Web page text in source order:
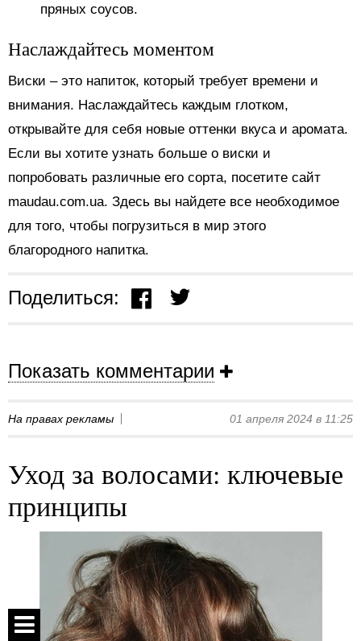
пряных соусов.
Наслаждайтесь моментом
Виски – это напиток, который требует времени и
внимания. Наслаждайтесь каждым глотком,
открывайте для себя новые оттенки вкуса и аромата.
Если вы хотите узнать больше о виски и
попробовать различные его сорта, посетите сайт
maudau.com.ua. Здесь вы найдете все необходимое
для того, чтобы погрузиться в мир этого
благородного напитка.
Поделиться:
Показать комментарии
На правах рекламы 01 апреля 2024 в 11:25
Уход за волосами: ключевые
принципы